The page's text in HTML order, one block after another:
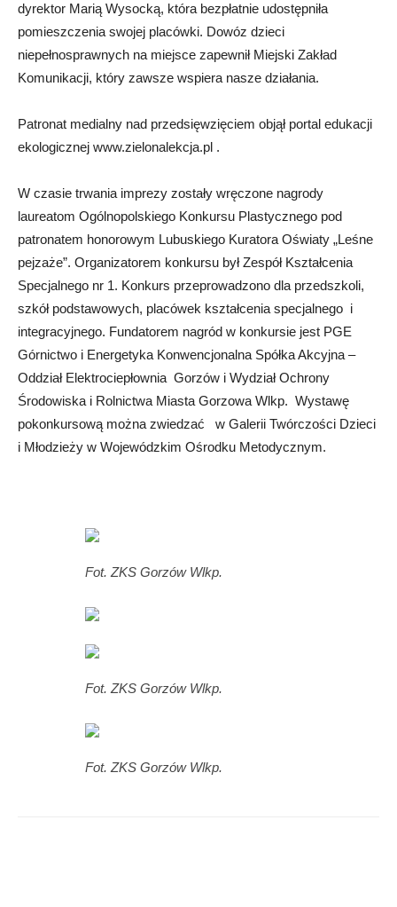
dyrektor Marią Wysocką, która bezpłatnie udostępniła
pomieszczenia swojej placówki. Dowóz dzieci
niepełnosprawnych na miejsce zapewnił Miejski Zakład
Komunikacji, który zawsze wspiera nasze działania.
Patronat medialny nad przedsięwzięciem objął portal edukacji
ekologicznej www.zielonalekcja.pl .
W czasie trwania imprezy zostały wręczone nagrody
laureatom Ogólnopolskiego Konkursu Plastycznego pod
patronatem honorowym Lubuskiego Kuratora Oświaty „Leśne
pejzaże”. Organizatorem konkursu był Zespół Kształcenia
Specjalnego nr 1. Konkurs przeprowadzono dla przedszkoli,
szkół podstawowych, placówek kształcenia specjalnego i
integracyjnego. Fundatorem nagród w konkursie jest PGE
Górnictwo i Energetyka Konwencjonalna Spółka Akcyjna –
Oddział Elektrociepłownia Gorzów i Wydział Ochrony
Środowiska i Rolnictwa Miasta Gorzowa Wlkp. Wystawę
pokonkursową można zwiedzać w Galerii Twórczości Dzieci
i Młodzieży w Wojewódzkim Ośrodku Metodycznym.
Fot. ZKS Gorzów Wlkp.
Fot. ZKS Gorzów Wlkp.
Fot. ZKS Gorzów Wlkp.